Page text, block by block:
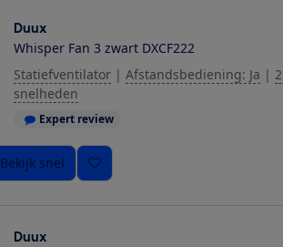
Duux
Whisper Fan 3 zwart DXCF222
Statiefventilator | Afstandsbediening: Ja |
snelheden
Expert review
Bekijk snel
Duux